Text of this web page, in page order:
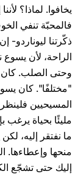
يخافوا. لماذا؟
ذكّرتنا ليوناردو-
الراحة، لأن
وحتى الصلب. كان
"مختلفًا". كان
المسيحيين
مليئًا بحياة يرغب
ما نفتقر إليه،
منحها وإعطاءها.
إليك حتى تشجّع